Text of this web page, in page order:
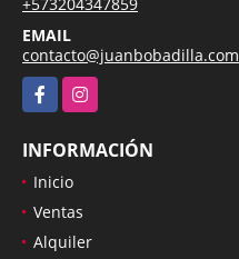
EMAIL
contacto@juanbobadilla.com
FacebookInstagram
INFORMACIÓN
Inicio
Ventas
Alquiler